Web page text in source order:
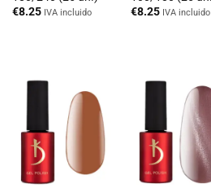
€8.25 IVA incluido
€8.25 IVA incluido